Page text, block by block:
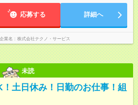
応募する 詳細へ
業名 株式会社テクノ・サービス
未読
土日休み！日勤のお仕事！組